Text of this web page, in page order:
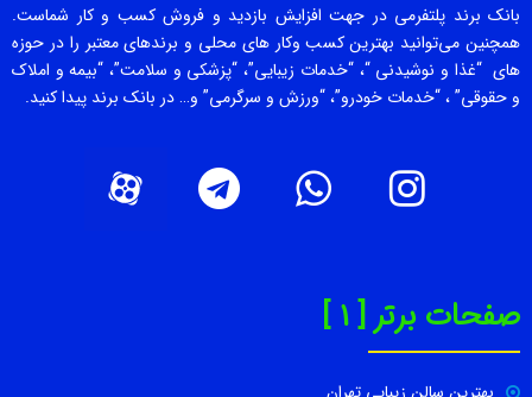
بانک برند پلتفرمی در جهت افزایش بازدید و فروش کسب و کار شماست.
همچنین می‌توانید بهترین کسب وکار های محلی و برندهای معتبر را در حوزه
های “غذا و نوشیدنی “، “خدمات زیبایی”، “پزشکی و سلامت”، “بیمه و املاک
و حقوقی” ، “خدمات خودرو”، “ورزش و سرگرمی” و… در بانک برند پیدا کنید.
صفحات برتر [ 1 ]
بهترین سالن زیبایی تهران